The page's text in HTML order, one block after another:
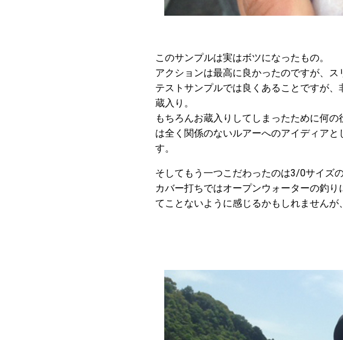
このサンプルは実はボツになったもの。
アクションは最高に良かったのですが、
テストサンプルでは良くあることですが
蔵入り。
もちろんお蔵入りしてしまったために何
は全く関係のないルアーへのアイディア
す。
そしてもう一つこだわったのは3/0サイズ
カバー打ちではオープンウォーターの釣
てことないように感じるかもしれませんが